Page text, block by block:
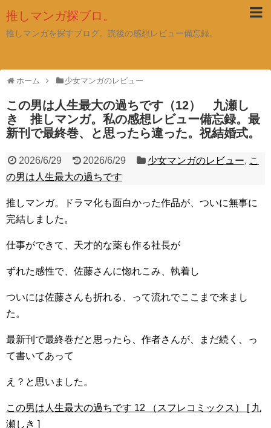
推しマンガ探ブロ。
推しマンガを探すブログ。読後の感想レビュー備忘録。
ホーム 少女マンガのレビュー
この男は人生最大の過ちです（12） 九瀬し
き 推しマンガ。私の感想レビュー備忘録。最
新刊で最終巻、と思ったら違った。祝結婚式。
2026/6/29 2026/6/29 少女マンガのレビュー, こ
の男は人生最大の過ちです
推しマンガ。ドラマ化も面白かった作品が、ついに無事に
完結しました。
仕事ができて、天才的な薬も作る社長が
ずれた感性で、佐藤さんに惚れこみ、執着し
ついには佐藤さんも折れる、って流れでここまで来まし
た。
最新刊で最終巻だと思ったら、作者さんが、まだ続く、っ
て書いてあって
え？と思いました。
この男は人生最大の過ちです 12 （スフレコミックス） [ 九
瀬しき ]